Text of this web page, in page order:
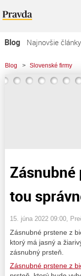
Blog
Najnovšie články
Najčítanejšie články
Najkomentovanejšie
Blog > Slovenské firmy
> Zásnubné prstene z
Zásnubné
tou
15. júna 2022 09:00 ,
Zásnubné prstene z
ktorý má jasný a
zásnubný prsteň.
Zásnubné prstene z